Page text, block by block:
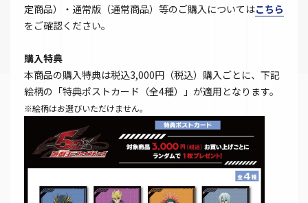
定商品）・通常版（通常商品）等のご購入についてはこちら
をご確認ください。
購入特典
本商品の購入特典は税込3,000円（税込）購入ごとに、下記
絵柄の「特典ポストカード（全4種）」が適用となります。
※絵柄はお選びいただけません。